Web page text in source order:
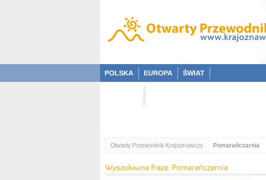
POLSKA EUROPA ŚWIAT
Otwarty Przewodnik Krajoznawczy Pomarańczarnia
Wyszukiwna fraza: Pomarańczarnia